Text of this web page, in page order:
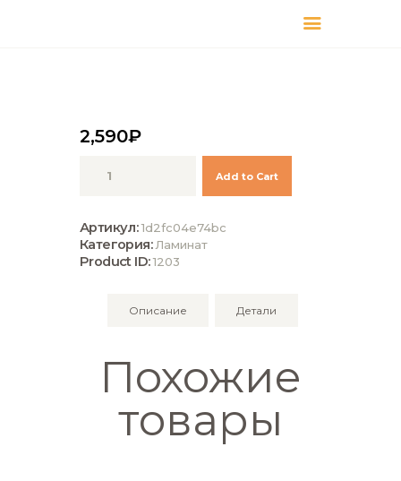
ГДЕ КУПИТЬ
2,590₽
Kronotex
D3571
Дуб
Таймлесс
Add to Cart
Артикул:1d2fc04e74bc
Категория: Ламинат
Product ID:1203
Описание Детали
Похожие
товары